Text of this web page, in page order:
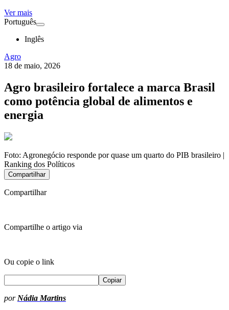
Ver mais
Português
Inglês
Agro
18 de maio, 2026
Agro brasileiro fortalece a marca Brasil
como potência global de alimentos e
energia
Foto: Agronegócio responde por quase um quarto do PIB brasileiro |
Ranking dos Políticos
Compartilhar
Compartilhar
Compartilhe o artigo via
Ou copie o link
Copiar
por Nádia Martins